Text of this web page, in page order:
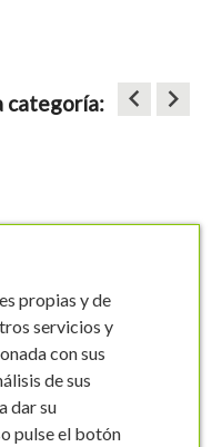
categoría: keyboard_arrow_left keyboard_arrow_right
propias y de
servicios y
con sus
de sus
dar su
pulse el botón